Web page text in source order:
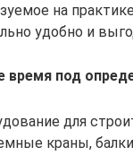
на
удобно и
время под
для
краны,